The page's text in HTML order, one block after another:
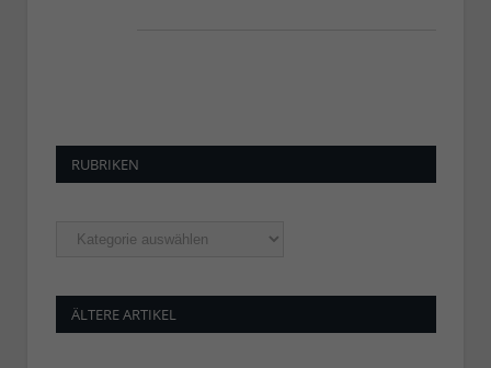
RUBRIKEN
Rubriken
ÄLTERE ARTIKEL